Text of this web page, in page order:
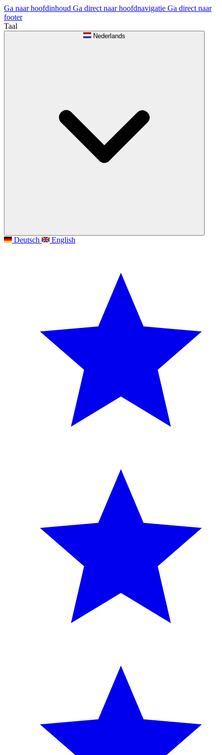
Ga naar hoofdinhoud Ga direct naar hoofdnavigatie Ga direct naar
footer
Taal
Nederlands
Deutsch English